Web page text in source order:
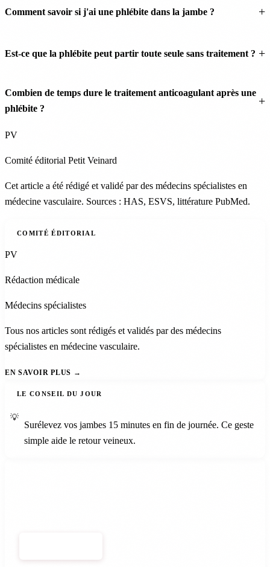
Comment savoir si j'ai une phlébite dans la jambe ?
Est-ce que la phlébite peut partir toute seule sans traitement ?
Combien de temps dure le traitement anticoagulant après une
phlébite ?
PV
Comité éditorial Petit Veinard
Cet article a été rédigé et validé par des médecins spécialistes en
médecine vasculaire. Sources : HAS, ESVS, littérature PubMed.
COMITÉ ÉDITORIAL
PV
Rédaction médicale
Médecins spécialistes
Tous nos articles sont rédigés et validés par des médecins
spécialistes en médecine vasculaire.
EN SAVOIR PLUS
LE CONSEIL DU JOUR
💡
Surélevez vos jambes 15 minutes en fin de journée. Ce geste
simple aide le retour veineux.